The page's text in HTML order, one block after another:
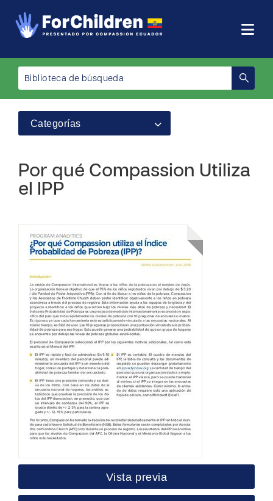
Categorías
Por qué Compassion Utiliza
el IPP
Vista previa